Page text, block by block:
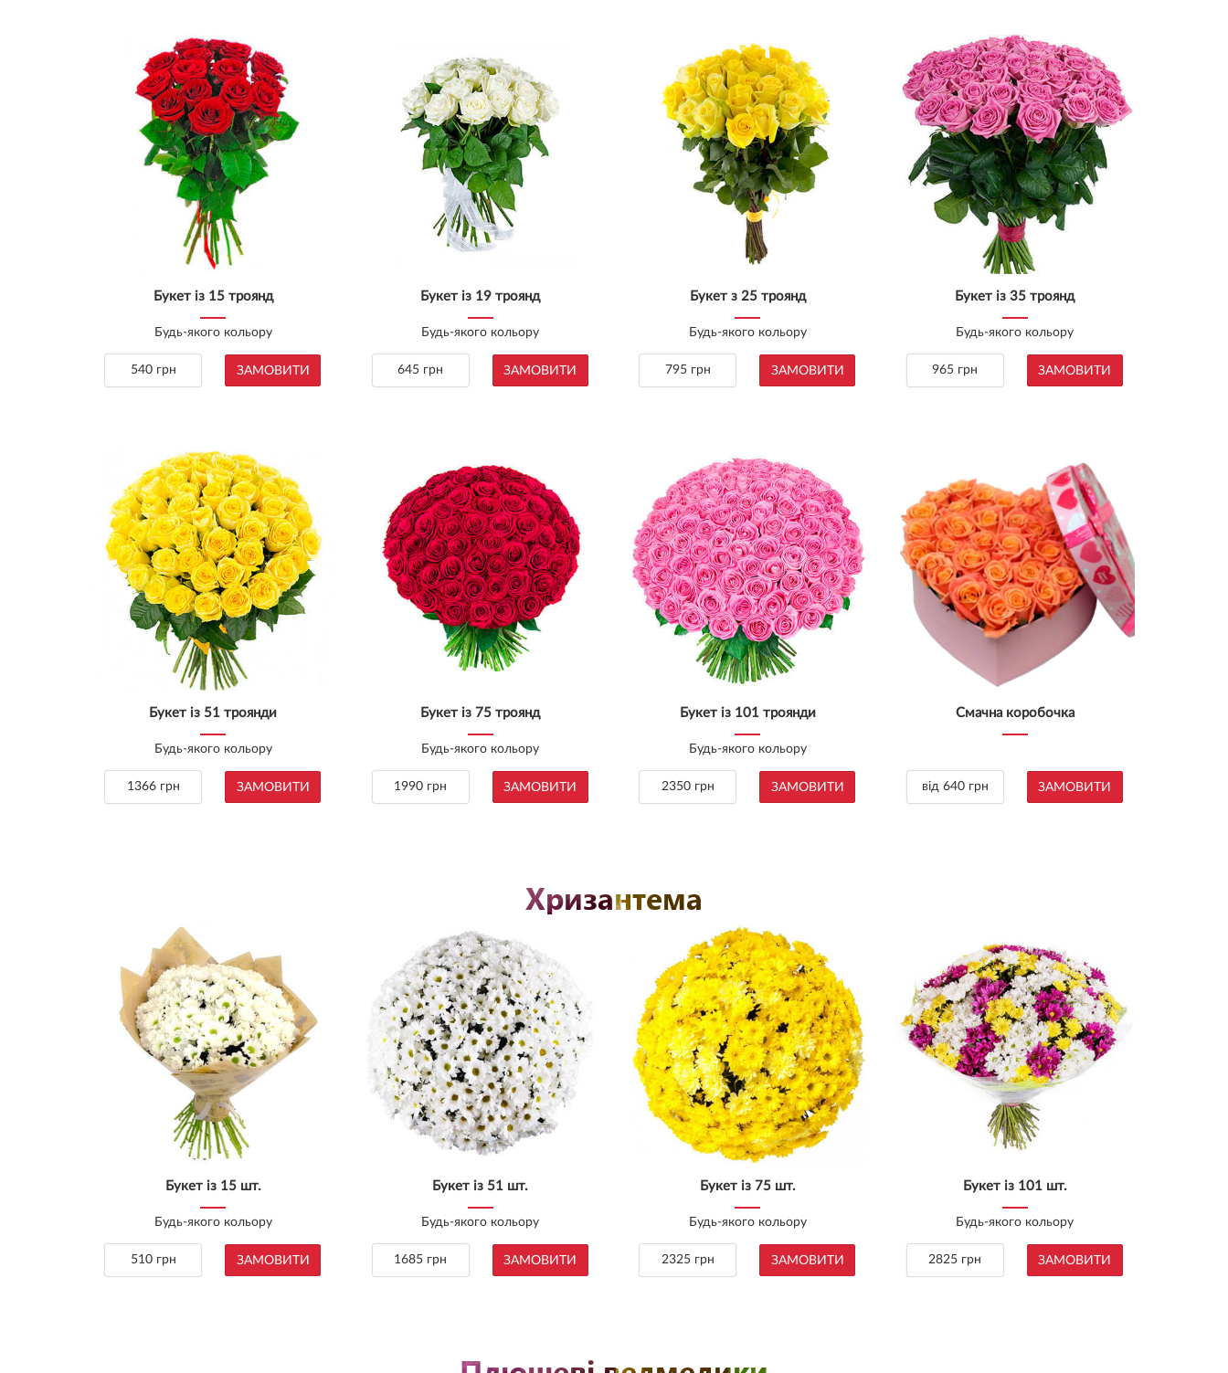
Букет із 15 троянд
Будь-якого кольору
540 грн ЗАМОВИТИ
Букет із 19 троянд
Будь-якого кольору
645 грн ЗАМОВИТИ
Букет з 25 троянд
Будь-якого кольору
795 грн ЗАМОВИТИ
Букет із 35 троянд
Будь-якого кольору
965 грн ЗАМОВИТИ
Букет із 51 троянди
Будь-якого кольору
1366 грн ЗАМОВИТИ
Букет із 75 троянд
Будь-якого кольору
1990 грн ЗАМОВИТИ
Букет із 101 троянди
Будь-якого кольору
2350 грн ЗАМОВИТИ
Смачна коробочка
від 640 грн ЗАМОВИТИ
Хризантема
Букет із 15 шт.
Будь-якого кольору
510 грн ЗАМОВИТИ
Букет із 51 шт.
Будь-якого кольору
1685 грн ЗАМОВИТИ
Букет із 75 шт.
Будь-якого кольору
2325 грн ЗАМОВИТИ
Букет із 101 шт.
Будь-якого кольору
2825 грн ЗАМОВИТИ